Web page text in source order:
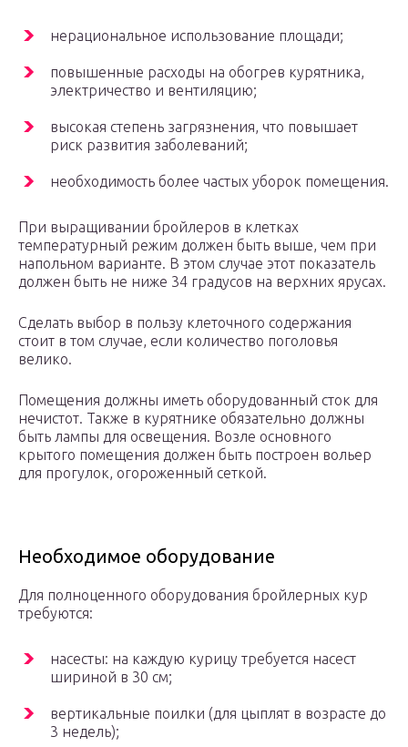
нерациональное использование площади;
повышенные расходы на обогрев курятника,
электричество и вентиляцию;
высокая степень загрязнения, что повышает
риск развития заболеваний;
необходимость более частых уборок помещения.
При выращивании бройлеров в клетках
температурный режим должен быть выше, чем при
напольном варианте. В этом случае этот показатель
должен быть не ниже 34 градусов на верхних ярусах.
Сделать выбор в пользу клеточного содержания
стоит в том случае, если количество поголовья
велико.
Помещения должны иметь оборудованный сток для
нечистот. Также в курятнике обязательно должны
быть лампы для освещения. Возле основного
крытого помещения должен быть построен вольер
для прогулок, огороженный сеткой.
Необходимое оборудование
Для полноценного оборудования бройлерных кур
требуются:
насесты: на каждую курицу требуется насест
шириной в 30 см;
вертикальные поилки (для цыплят в возрасте до
3 недель);